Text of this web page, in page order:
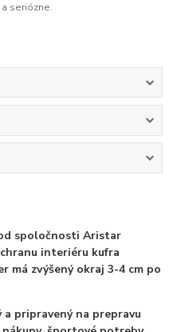
seriózne.
spoločnosti Aristar
interiéru kufra
má zvýšený okraj 3-4 cm po
pripravený na prepravu